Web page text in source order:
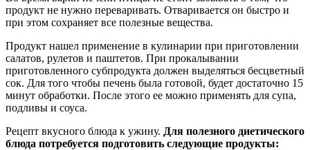
продукт не нужно переваривать. Отваривается он быстро и
при этом сохраняет все полезные вещества.
Продукт нашел применение в кулинарии при приготовлении
салатов, рулетов и паштетов. При прокалывании
приготовленного субпродукта должен выделяться бесцветный
сок. Для того чтобы печень была готовой, будет достаточно 15
минут обработки. После этого ее можно применять для супа,
подливы и соуса.
Рецепт вкусного блюда к ужину. Для полезного диетического
блюда потребуется подготовить следующие продукты: